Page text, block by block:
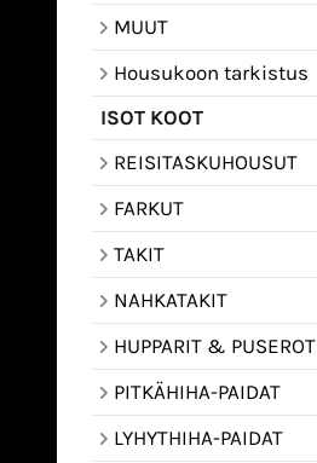
MUUT
Housukoon tarkistus
ISOT KOOT
REISITASKUHOUSUT
FARKUT
TAKIT
NAHKATAKIT
HUPPARIT & PUSEROT
PITKÄHIHA-PAIDAT
LYHYTHIHA-PAIDAT